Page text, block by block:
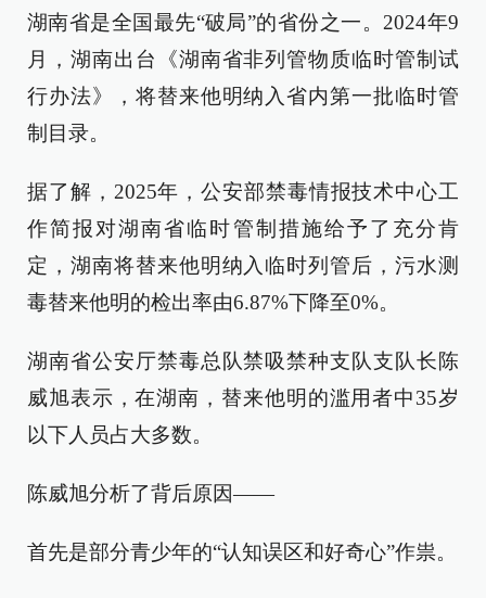
湖南省是全国最先“破局”的省份之一。2024年9
月，湖南出台《湖南省非列管物质临时管制试
行办法》，将替来他明纳入省内第一批临时管
制目录。
据了解，2025年，公安部禁毒情报技术中心工
作简报对湖南省临时管制措施给予了充分肯
定，湖南将替来他明纳入临时列管后，污水测
毒替来他明的检出率由6.87%下降至0%。
湖南省公安厅禁毒总队禁吸禁种支队支队长陈
威旭表示，在湖南，替来他明的滥用者中35岁
以下人员占大多数。
陈威旭分析了背后原因——
首先是部分青少年的“认知误区和好奇心”作祟。